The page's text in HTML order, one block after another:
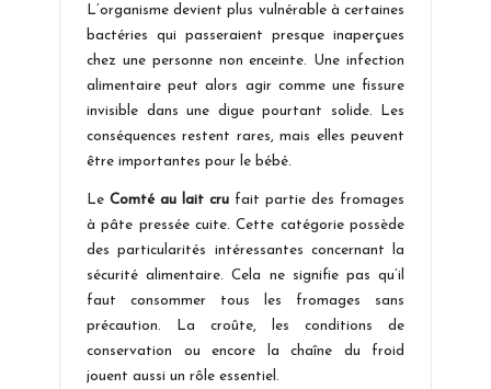
L’organisme devient plus vulnérable à certaines
bactéries qui passeraient presque inaperçues
chez une personne non enceinte. Une infection
alimentaire peut alors agir comme une fissure
invisible dans une digue pourtant solide. Les
conséquences restent rares, mais elles peuvent
être importantes pour le bébé.
Le Comté au lait cru fait partie des fromages
à pâte pressée cuite. Cette catégorie possède
des particularités intéressantes concernant la
sécurité alimentaire. Cela ne signifie pas qu’il
faut consommer tous les fromages sans
précaution. La croûte, les conditions de
conservation ou encore la chaîne du froid
jouent aussi un rôle essentiel.